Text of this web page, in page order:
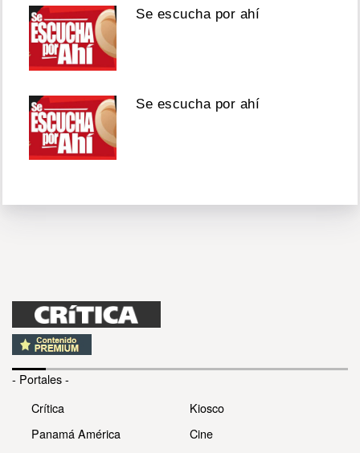
Se escucha por ahí
Se escucha por ahí
- Portales -
Crítica
Panamá América
Kiosco
Cine